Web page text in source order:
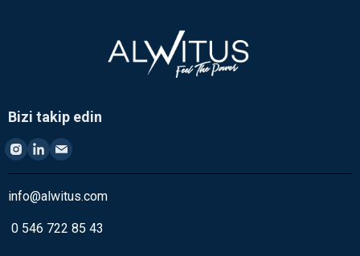
Bizi takip edin
info@alwitus.com
0 546 722 85 43